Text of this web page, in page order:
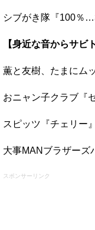
シブがき隊『100％
【身近な音からサビ
薫と友樹、たまにム
おニャン子クラブ『
スピッツ『チェリー』
大事MANブラザーズ
スポンサーリンク